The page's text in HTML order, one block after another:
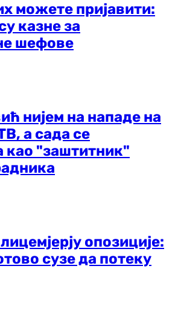
можете пријавити:
казне за
шефове
нијем на нападе на
а сада се
као "заштитник"
опозиције:
сузе да потеку